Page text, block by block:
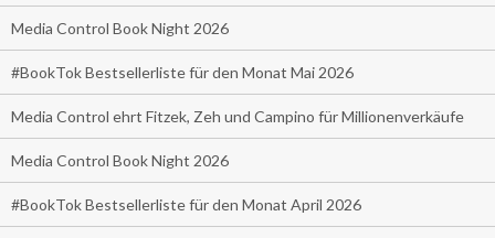
Media Control Book Night 2026
#BookTok Bestsellerliste für den Monat Mai 2026
Media Control ehrt Fitzek, Zeh und Campino für Millionenverkäufe
Media Control Book Night 2026
#BookTok Bestsellerliste für den Monat April 2026